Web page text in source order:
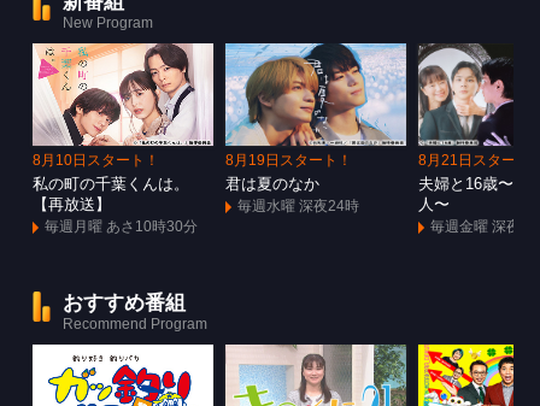
New Program
8月10日スタート！
私の町の千葉くんは。
【再放送】
毎週月曜 あさ10時30分
8月19日スタート！
君は夏のなか
毎週水曜 深夜24時
8月21日スタート
夫婦と16歳〜狂
人〜
毎週金曜 深夜1
おすすめ番組
Recommend Program